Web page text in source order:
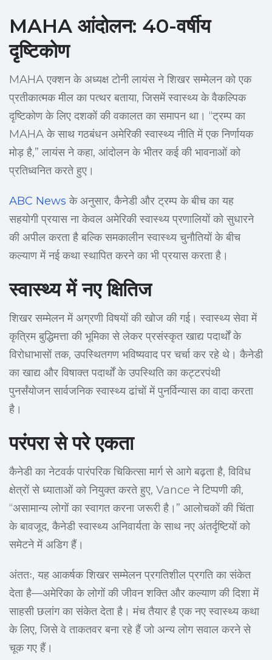
MAHA आंदोलन: 40-वर्षीय
दृष्टिकोण
MAHA एक्शन के अध्यक्ष टोनी लायंस ने शिखर सम्मेलन को एक
प्रतीकात्मक मील का पत्थर बताया, जिसमें स्वास्थ्य के वैकल्पिक
दृष्टिकोण के लिए दशकों की वकालत का समापन था। “ट्रम्प का
MAHA के साथ गठबंधन अमेरिकी स्वास्थ्य नीति में एक निर्णायक
मोड़ है,” लायंस ने कहा, आंदोलन के भीतर कई की भावनाओं को
प्रतिध्वनित करते हुए।
ABC News के अनुसार, कैनेडी और ट्रम्प के बीच का यह
सहयोगी प्रयास ना केवल अमेरिकी स्वास्थ्य प्रणालियों को सुधारने
की अपील करता है बल्कि समकालीन स्वास्थ्य चुनौतियों के बीच
कल्याण में नई कथा स्थापित करने का भी प्रयास करता है।
स्वास्थ्य में नए क्षितिज
शिखर सम्मेलन में अग्रणी विषयों की खोज की गई। स्वास्थ्य सेवा में
कृत्रिम बुद्धिमत्ता की भूमिका से लेकर प्रसंस्कृत खाद्य पदार्थों के
विरोधाभासों तक, उपस्थितगण भविष्यवाद पर चर्चा कर रहे थे। कैनेडी
का खाद्य और विषाक्त पदार्थों के उपस्थिति का कट्टरपंथी
पुनर्संयोजन सार्वजनिक स्वास्थ्य ढांचों में पुनर्विन्यास का वादा करता
है।
परंपरा से परे एकता
कैनेडी का नेटवर्क पारंपरिक चिकित्सा मार्ग से आगे बढ़ता है, विविध
क्षेत्रों से ध्याताओं को नियुक्त करते हुए, Vance ने टिप्पणी की,
“असामान्य लोगों का स्वागत करना जरूरी है।” आलोचकों की चिंता
के बावजूद, कैनेडी स्वास्थ्य अनिवार्यता के साथ नए अंतर्दृष्टियों को
समेटने में अडिग हैं।
अंततः, यह आकर्षक शिखर सम्मेलन प्रगतिशील प्रगति का संकेत
देता है—अमेरिका के लोगों की जीवन शक्ति और कल्याण की दिशा में
साहसी छलांग का संकेत देता है। मंच तैयार है एक नए स्वास्थ्य कथा
के लिए, जिसे वे ताकतवर बना रहे हैं जो अन्य लोग सवाल करने से
चूक गए हैं।